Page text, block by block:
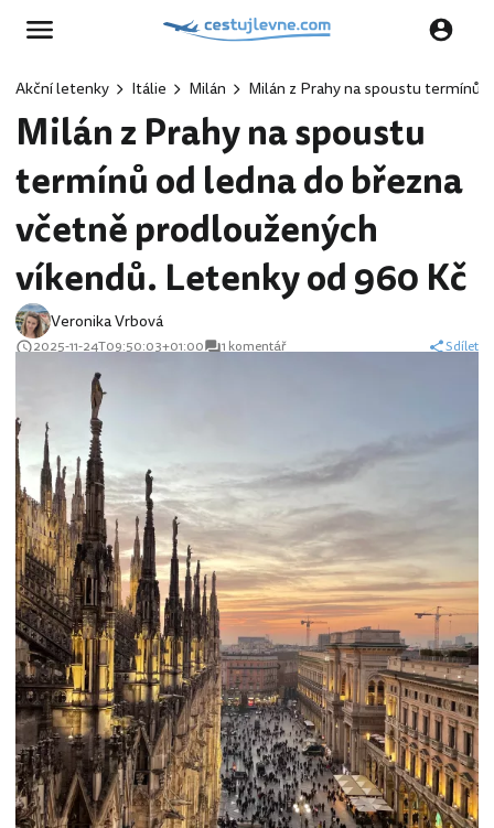
Akční letenky Itálie Milán Milán z Prahy na spoustu termínů
Milán z Prahy na spoustu
termínů od ledna do března
včetně prodloužených
víkendů. Letenky od 960 Kč
Veronika Vrbová
2025-11-24T09:50:03+01:00 1 komentář Sdílet